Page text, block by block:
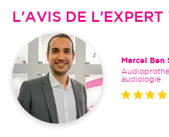
L'AVIS DE L'EXPERT
Marcel Ben
audiologie